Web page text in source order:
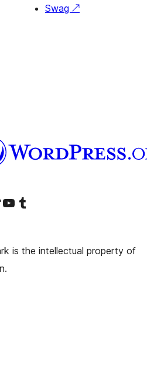
Swag ↗
দেখুন
আমাদের ইউটিউব চ্যানেলে যান আমাদের টাম্বলার অ্যাকাউন্ট দেখুন
is the intellectual property of